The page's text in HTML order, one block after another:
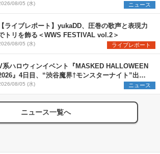
×ランタンナイトで彩る2日間
08/05 (水) ニュース
【ライブレポート】yukaDD、圧巻の歌声と表現力
トリを飾る＜WWS FESTIVAL vol.2＞
08/05 (水) ライブレポート
系ハロウィンイベント『MASKED HALLOWEEN
』4日目、“渋谷魔界†モンスターナイト”出演6
を発表
08/05 (水) ニュース
ニュース一覧へ